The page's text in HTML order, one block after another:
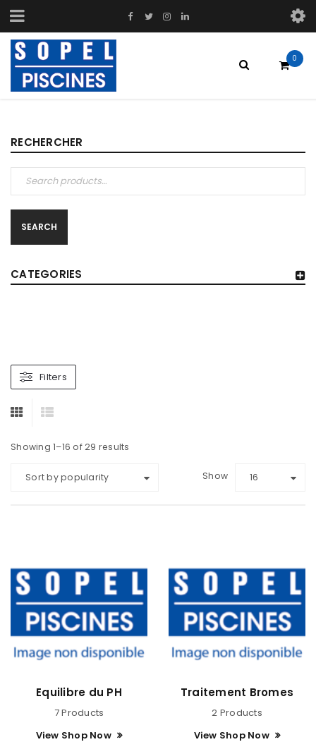
0
RECHERCHER
SEARCH
CATEGORIES
Filters
Showing 1–16 of 29 results
Sort by popularity Show 16
Equilibre du PH
7 Products
View Shop Now
Traitement Bromes
2 Products
View Shop Now